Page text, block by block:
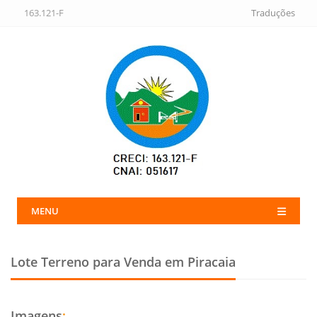
163.121-F Traduções
MENU
Lote Terreno para Venda em Piracaia